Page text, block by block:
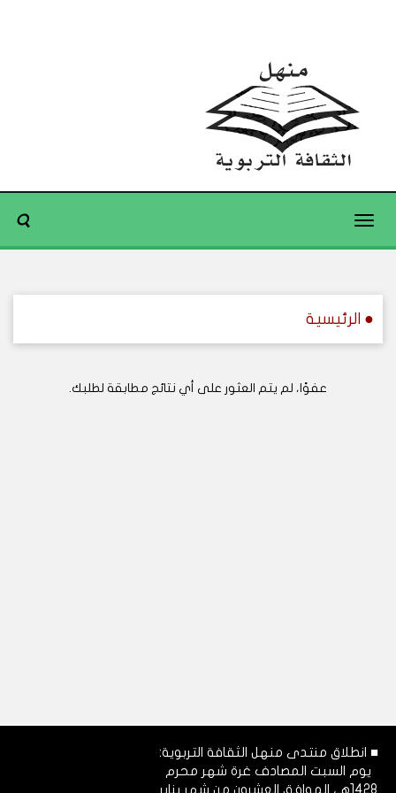
Toggle
● الرئيسية
عفوًا، لم يتم العثور على أي نتائج مطابقة لطلبك.
■ انطلاق منتدى منهل الثقافة التربوية:
يوم السبت المصادف غرة شهر محرم
1428هـ، الموافق العشرون من شهر يناير